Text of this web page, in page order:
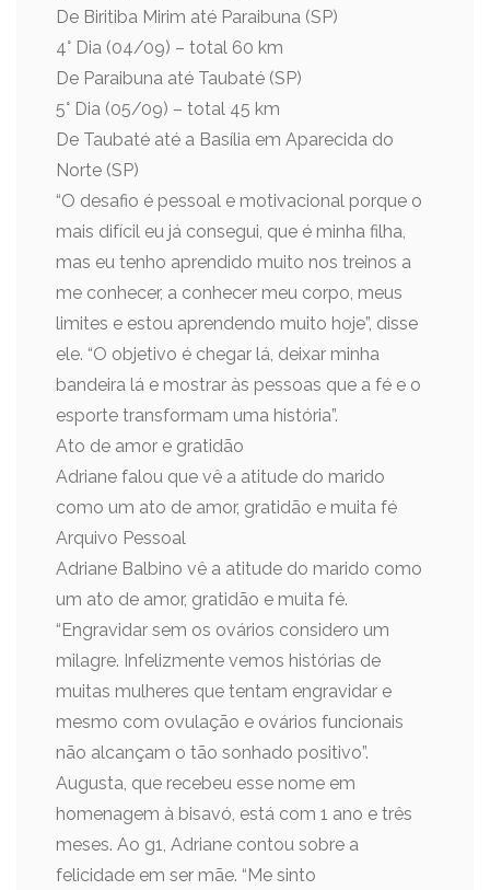
De Biritiba Mirim até Paraibuna (SP)
4° Dia (04/09) – total 60 km
De Paraibuna até Taubaté (SP)
5° Dia (05/09) – total 45 km
De Taubaté até a Basília em Aparecida do
Norte (SP)
“O desafio é pessoal e motivacional porque o
mais difícil eu já consegui, que é minha filha,
mas eu tenho aprendido muito nos treinos a
me conhecer, a conhecer meu corpo, meus
limites e estou aprendendo muito hoje”, disse
ele. “O objetivo é chegar lá, deixar minha
bandeira lá e mostrar às pessoas que a fé e o
esporte transformam uma história”.
Ato de amor e gratidão
Adriane falou que vê a atitude do marido
como um ato de amor, gratidão e muita fé
Arquivo Pessoal
Adriane Balbino vê a atitude do marido como
um ato de amor, gratidão e muita fé.
“Engravidar sem os ovários considero um
milagre. Infelizmente vemos histórias de
muitas mulheres que tentam engravidar e
mesmo com ovulação e ovários funcionais
não alcançam o tão sonhado positivo”.
Augusta, que recebeu esse nome em
homenagem à bisavó, está com 1 ano e três
meses. Ao g1, Adriane contou sobre a
felicidade em ser mãe. “Me sinto